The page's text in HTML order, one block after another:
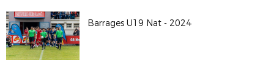
Barrages U19 Nat - 2024